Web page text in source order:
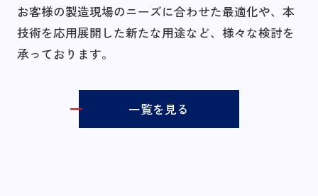
お客様の製造現場のニーズに合わせた最適化や、本
技術を応用展開した新たな用途など、様々な検討を
承っております。
一覧を見る